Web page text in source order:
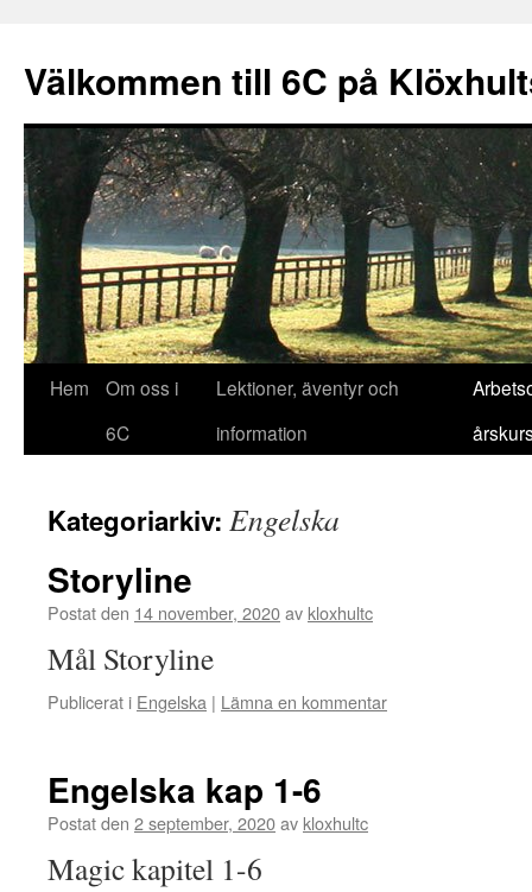
Välkommen till 6C på
Hoppa
Hem
Om oss i
6C
Lektioner, äventyr och
information
Kategoriarkiv: Engelska
Storyline
Postat den 14 november, 2020av kloxhultc
Mål Storyline
Publicerat i Engelska | Lämna en kommentar
Engelska kap 1-6
Postat den 2 september, 2020av kloxhultc
Magic kapitel 1-6